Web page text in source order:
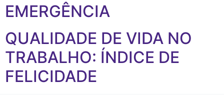
EMERGÊNCIA
QUALIDADE DE VIDA NO
TRABALHO: ÍNDICE DE
FELICIDADE